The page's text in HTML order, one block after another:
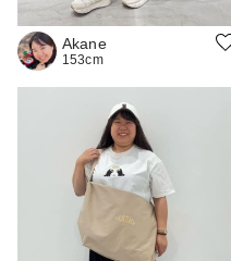
Akane
153cm